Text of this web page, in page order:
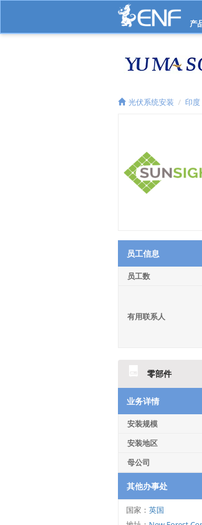
产
光伏系统安装 印度
员工信息
员工数
有用联系人
零部件
业务详情
安装规模
安装地区
母公司
其他办事处
国家： 英国